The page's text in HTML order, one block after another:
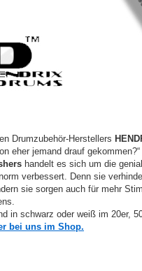
Drumzubehör-Herstellers
eher jemand drauf gekommen?“
handelt es sich um die
verbessert. Denn sie
sie sorgen auch für mehr
in schwarz oder weiß im 20er,
bei uns im Shop.